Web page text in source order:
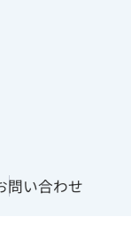
問い合わせ